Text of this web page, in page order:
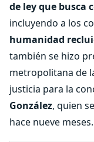
de ley que busca
incluyendo a los
humanidad
también se hizo
metropolitana de
justicia para la
González, quien
hace nueve meses.